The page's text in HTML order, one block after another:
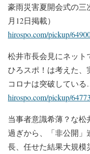
豪雨災害夏開会式の
月12日掲載）
hirospo.com/pickup/
松井市長会見にネット
ひろスポ！は考えた
コロナは突破してい
hirospo.com/pickup/
当事者意識希薄？な
過ぎから、「非公開」
長、任せた結果大規模